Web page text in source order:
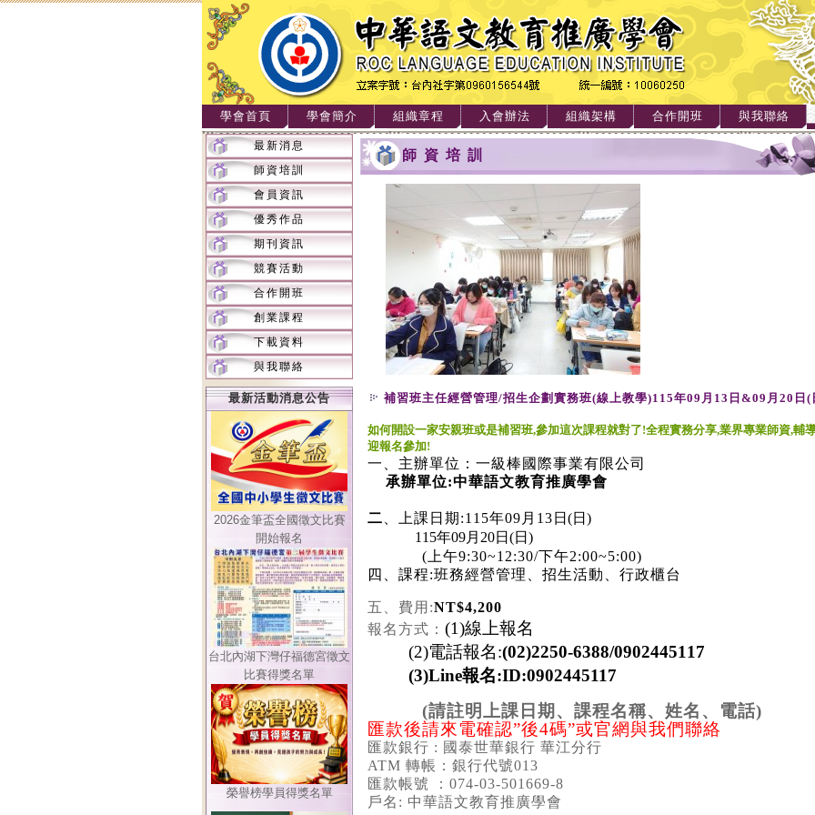
學會首頁 學會簡介 組織章程 入會辦法 組織架構 合作開班 與我聯絡
最新消息
師資培訓
會員資訊
優秀作品
期刊資訊
競賽活動
合作開班
創業課程
下載資料
與我聯絡
最新活動消息公告
2026金筆盃全國徵文比賽
開始報名
台北內湖下灣仔福德宮徵文
比賽得獎名單
榮譽榜學員得獎名單
師資培訓
補習班主任經營管理/招生企劃實務班(線上教學)115年09月13日&09月20日(
如何開設一家安親班或是補習班,參加這次課程就對了!全程實務分享,業界專業師資,輔
迎報名參加!
一、主辦單位：一級棒國際事業有限公司
承辦單位:中華語文教育推廣學會
二 、上課日期:115年09月13 日(日)
115年09月20日(日)
(上午9:30~12:30/下午2:00~5:00)
四
、課程:班務經營管理 、招生活動、行政櫃台
五 、費用:NT$4,200
報名方式： (1)線上報名
(2)電話報名:(02)2250-6388/0902445117
(3)Line報名:ID:0902445117
(請註明上課日期、課程名稱、姓名、電話)
匯款後請來電確認”後4碼”或官網與我們聯絡
匯款銀行 : 國泰世華銀行 華江分行
ATM 轉帳：銀行代號013
匯款帳號 ：074-03-501669-8
戶名: 中華語文教育推廣學會